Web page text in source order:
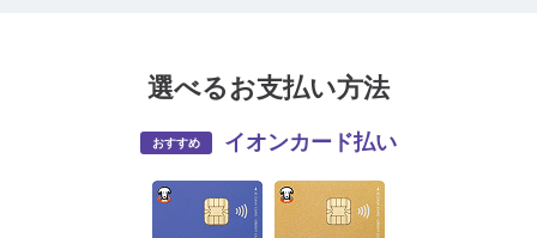
選べるお支払い方法
イオンカード払い